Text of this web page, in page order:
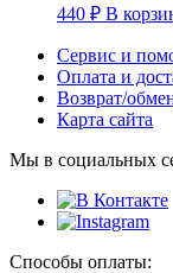
440 ₽ В
Сервис и
Оплата и
Возврат/
Карта сайта
Мы в социальных
Способы оплаты: